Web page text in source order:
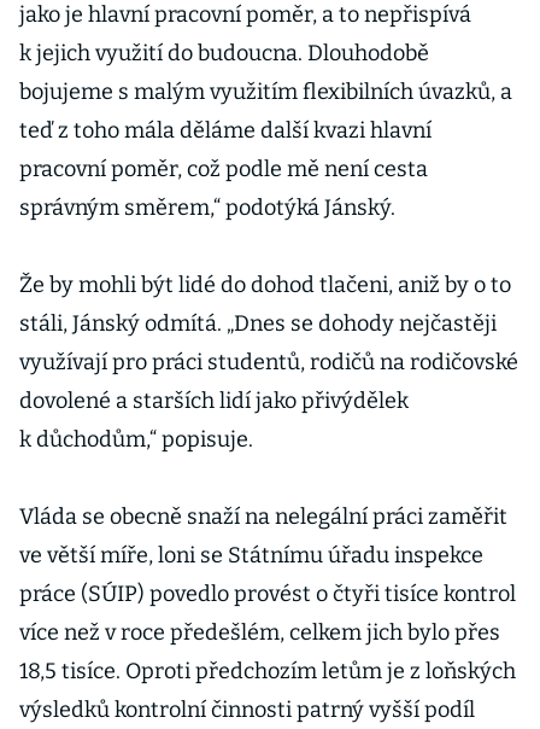
jako je hlavní pracovní poměr, a to nepřispívá
k jejich využití do budoucna. Dlouhodobě
bojujeme s malým využitím flexibilních úvazků, a
teď z toho mála děláme další kvazi hlavní
pracovní poměr, což podle mě není cesta
správným směrem,“ podotýká Jánský.
Že by mohli být lidé do dohod tlačeni, aniž by o to
stáli, Jánský odmítá. „Dnes se dohody nejčastěji
využívají pro práci studentů, rodičů na rodičovské
dovolené a starších lidí jako přivýdělek
k důchodům,“ popisuje.
Vláda se obecně snaží na nelegální práci zaměřit
ve větší míře, loni se Státnímu úřadu inspekce
práce (SÚIP) povedlo provést o čtyři tisíce kontrol
více než v roce předešlém, celkem jich bylo přes
18,5 tisíce. Oproti předchozím letům je z loňských
výsledků kontrolní činnosti patrný vyšší podíl